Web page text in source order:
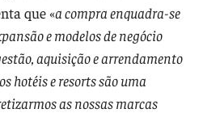
que «a compra enquadra-se
e modelos de negócio
aquisição e arrendamento
hotéis e resorts são uma
as nossas marcas